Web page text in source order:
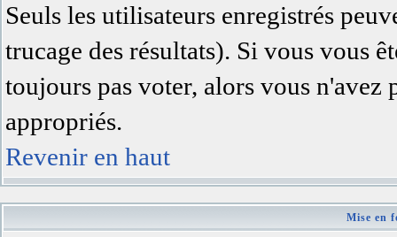
Seuls les utilisateurs enregistrés
trucage des résultats). Si vous vous
toujours pas voter, alors vous n'avez
appropriés.
Revenir en haut
Mise en